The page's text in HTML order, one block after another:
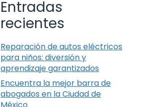
Entradas
recientes
Reparación de autos eléctricos
para niños: diversión y
aprendizaje garantizados
Encuentra la mejor barra de
abogados en la Ciudad de